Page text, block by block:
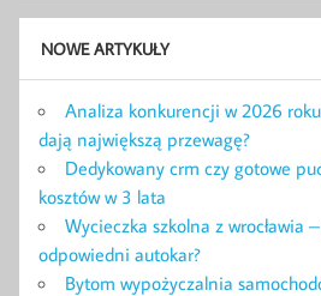
NOWE ARTYKUŁY
Analiza konkurencji w 2026
dają największą przewagę?
Dedykowany crm czy gotowe
kosztów w 3 lata
Wycieczka szkolna z wrocławia
odpowiedni autokar?
Bytom wypożyczalnia